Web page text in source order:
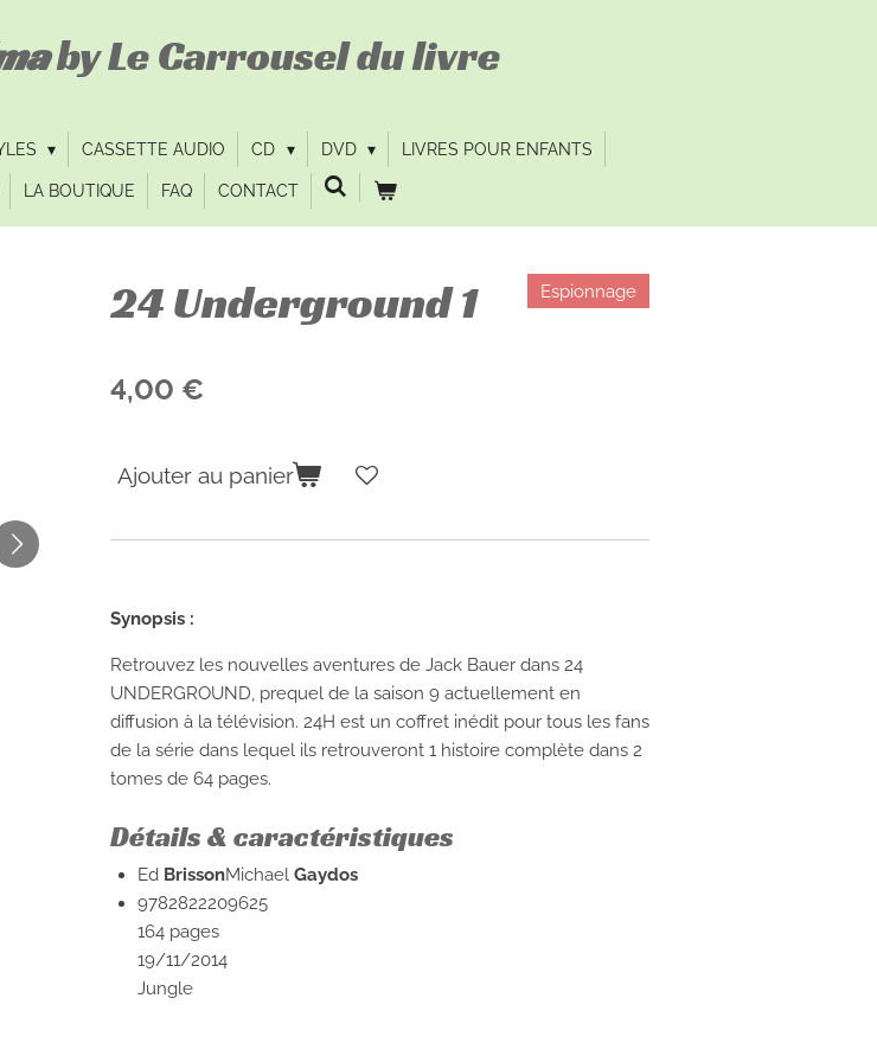
by Le Carrousel du livre
CASSETTE AUDIO CD DVD LIVRES POUR ENFANTS
LA BOUTIQUE FAQ CONTACT
24 Underground 1 Espionnage
4,00 €
Ajouter au panier
Synopsis :
Retrouvez les nouvelles aventures de Jack Bauer dans 24
UNDERGROUND, prequel de la saison 9 actuellement en
diffusion à la télévision. 24H est un coffret inédit pour tous les fans
de la série dans lequel ils retrouveront 1 histoire complète dans 2
tomes de 64 pages.
Détails & caractéristiques
Ed BrissonMichael Gaydos
9782822209625
164 pages
19/11/2014
Jungle